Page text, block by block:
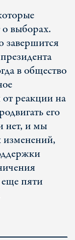
о выборах.
завершится
в общество
реакции на
его
нет, и мы
изменений,
пяти